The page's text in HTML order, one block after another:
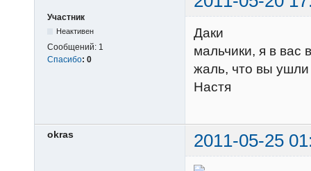
Участник
Неактивен
Сообщений: 1
Спасибо: 0
Даки
мальчики, я в вас
жаль, что вы
Настя
okras 2011-05-25